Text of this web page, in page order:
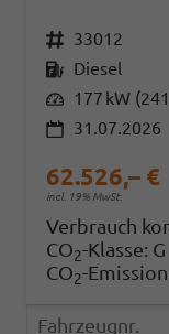
Fahrzeugnr. 33012
Kraftstoff Diesel
Leistung 177 kW
31.07.2026
62.526,– €
incl. 19% MwSt.
Verbrauch
CO2-Klasse: G
CO2-
Fahrzeugnr.